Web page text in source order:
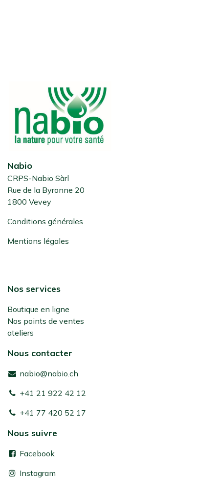
Nabio
CRPS-Nabio Sàrl
Rue de la Byronne 20
1800 Vevey
Conditions générales
Mentions légales
Nos services
Boutique en ligne
Nos points de ventes
ateliers
Nous contacter
nabio@nabio.ch
+41 21 922 42 12
+41 77 420 52 17
Nous suivre
Facebook
Instagram